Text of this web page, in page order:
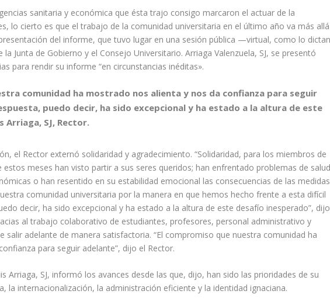
sanitaria y económica que ésta trajo consigo marcaron el actuar de la
lo cierto es que el trabajo de la comunidad universitaria en el último año va más
del informe, que tuvo lugar en una sesión pública —virtual, como lo
Junta de Gobierno y el Consejo Universitario. Arriaga Valenzuela, SJ, se presentó
para rendir su informe “en circunstancias inéditas».
comunidad ha mostrado nos alienta y nos da confianza para seguir
puedo decir, ha sido excepcional y ha estado a la altura de este
Arriaga, SJ, Rector.
el Rector externó solidaridad y agradecimiento. “Solidaridad, para los miembros de
meses han visto partir a sus seres queridos; han enfrentado problemas de
o han resentido en su estabilidad emocional las consecuencias de las medidas
comunidad universitaria por la manera en que hemos hecho frente a esta difícil
decir, ha sido excepcional y ha estado a la altura de este desafío inesperado”, dijo
al trabajo colaborativo de estudiantes, profesores, personal administrativo y
salir adelante de manera satisfactoria. “El compromiso que nuestra comunidad ha
para seguir adelante”, dijo el Rector.
Arriaga, SJ, informó los avances desde las que, dijo, han sido las prioridades de su
la internacionalización, la administración eficiente y la identidad ignaciana.